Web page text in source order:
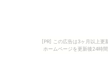
[PR] この広告は3ヶ月以上更
ホームページを更新後24時